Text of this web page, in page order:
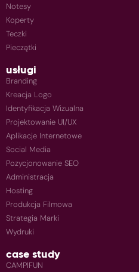
Notesy
Koperty
Teczki
Pieczątki
usługi
Branding
Kreacja Logo
Identyfikacja Wizualna
Projektowanie UI/UX
Aplikacje Internetowe
Social Media
Pozycjonowanie SEO
Administracja
Hosting
Produkcja Filmowa
Strategia Marki
Wydruki
case study
CAMPIFUN